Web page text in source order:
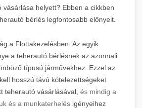
vásárlása helyett? Ebben a cikkben
bérlés legfontosabb előnyeit.
a Flottakezelésben: Az egyik
a teherautó bérlésnek az azonnali
típusú járművekhez. Ezzel az
hosszú távú kötelezettségeket
teherautó vásárlásával, és mindig a
és a munkaterhelésigényeihez